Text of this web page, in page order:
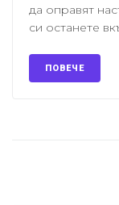
да оправят
си останете
ПОВЕЧЕ